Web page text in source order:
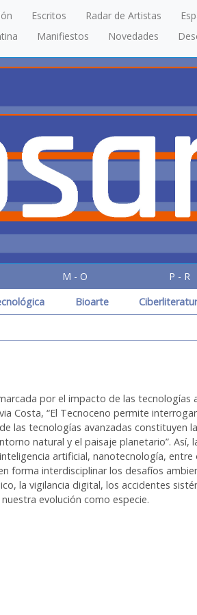
Escritos Radar de Artistas
Manifiestos Novedades
M - O P - R
Bioarte
por el impacto de las
Costa, “El Tecnoceno permite
las tecnologías avanzadas constituyen
natural y el paisaje planetario”.
artificial, nanotecnología,
forma interdisciplinar los desafíos
la vigilancia digital, los accidentes
evolución como especie.